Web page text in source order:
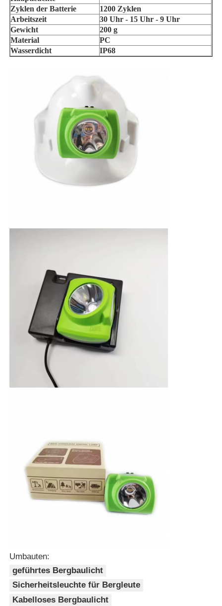
Ladegerät-Rack
Unterirdische Bergbaugürtel
Heiße Verkaufsprodukte
geführtes Warnlicht
Tragbare Energiespeicherstromversorgung
LED High Bay Light
Zyklen der Batterie
1200 Zyklen
Arbeitszeit
30 Uhr - 15 Uhr - 9 Uhr
Gewicht
200 g
Material
PC
Wasserdicht
IP68
Umbauten:
geführtes Bergbaulicht
Sicherheitsleuchte für Bergleute
Kabelloses Bergbaulicht